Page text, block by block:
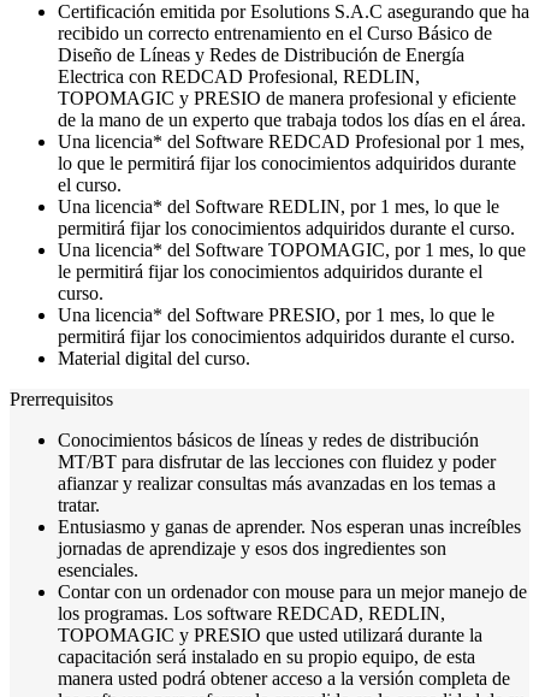
Certificación emitida porEsolutions S.A.C asegurando que ha
recibido un correcto entrenamiento en el Curso Básico de
Diseño de Líneas y Redes de Distribución de Energía
Electrica con REDCAD Profesional, REDLIN,
TOPOMAGIC y PRESIO de manera profesional y eficiente
de la mano de un experto que trabaja todos los días en el área.
Una licencia* del Software REDCAD Profesional por 1 mes,
lo que le permitirá fijar los conocimientos adquiridos durante
el curso.
Una licencia* del Software REDLIN, por 1 mes, lo que le
permitirá fijar los conocimientos adquiridos durante el curso.
Una licencia* del Software TOPOMAGIC, por 1 mes, lo que
le permitirá fijar los conocimientos adquiridos durante el
curso.
Una licencia* del Software PRESIO, por 1 mes, lo que le
permitirá fijar los conocimientos adquiridos durante el curso.
Material digital del curso.
Prerrequisitos
Conocimientos básicos de líneas y redes de distribución
MT/BT para disfrutar de las lecciones con fluidez y poder
afianzar y realizar consultas más avanzadas en los temas a
tratar.
Entusiasmo y ganas de aprender. Nos esperan unas increíbles
jornadas de aprendizaje y esos dos ingredientes son
esenciales.
Contar con un ordenador con mouse para un mejor manejo de
los programas. Los software REDCAD, REDLIN,
TOPOMAGIC y PRESIO que usted utilizará durante la
capacitación será instalado en su propio equipo, de esta
manera usted podrá obtener acceso a la versión completa de